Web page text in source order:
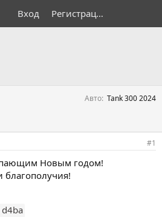
Вход Регистрация
Авто Tank 300 2024
#1
Новым годом!
благополучия!